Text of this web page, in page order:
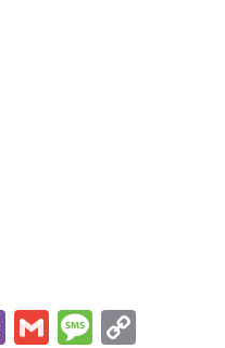
ViberGmail